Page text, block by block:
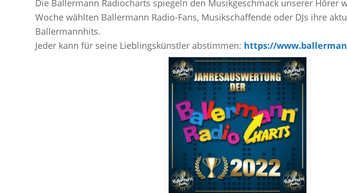
Die Ballermann Radiocharts spiegeln den Musikgeschmack unserer Hörer
Woche wählten Ballermann Radio-Fans, Musikschaffende oder DJs ihre
Ballermannhits.
Jeder kann für seine Lieblingskünstler abstimmen: https://